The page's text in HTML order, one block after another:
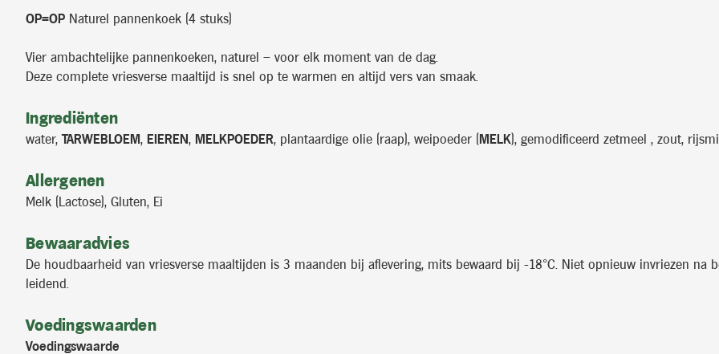
OP=OP Naturel pannenkoek (4 stuks)
Vier ambachtelijke pannenkoeken, naturel – voor elk moment van de dag.
Deze complete vriesverse maaltijd is snel op te warmen en altijd vers van smaak.
Ingrediënten
water, TARWEBLOEM , EIEREN , MELKPOEDER, plantaardige olie (raap), weipoeder ( MELK), gemodificeerd zetmeel , zout,
Allergenen
Melk (Lactose), Gluten, Ei
Bewaaradvies
De houdbaarheid van vriesverse maaltijden is 3 maanden bij aflevering, mits bewaard bij -18°C. Niet opnieuw invriezen na
leidend.
Voedingswaarden
Voedingswaarde